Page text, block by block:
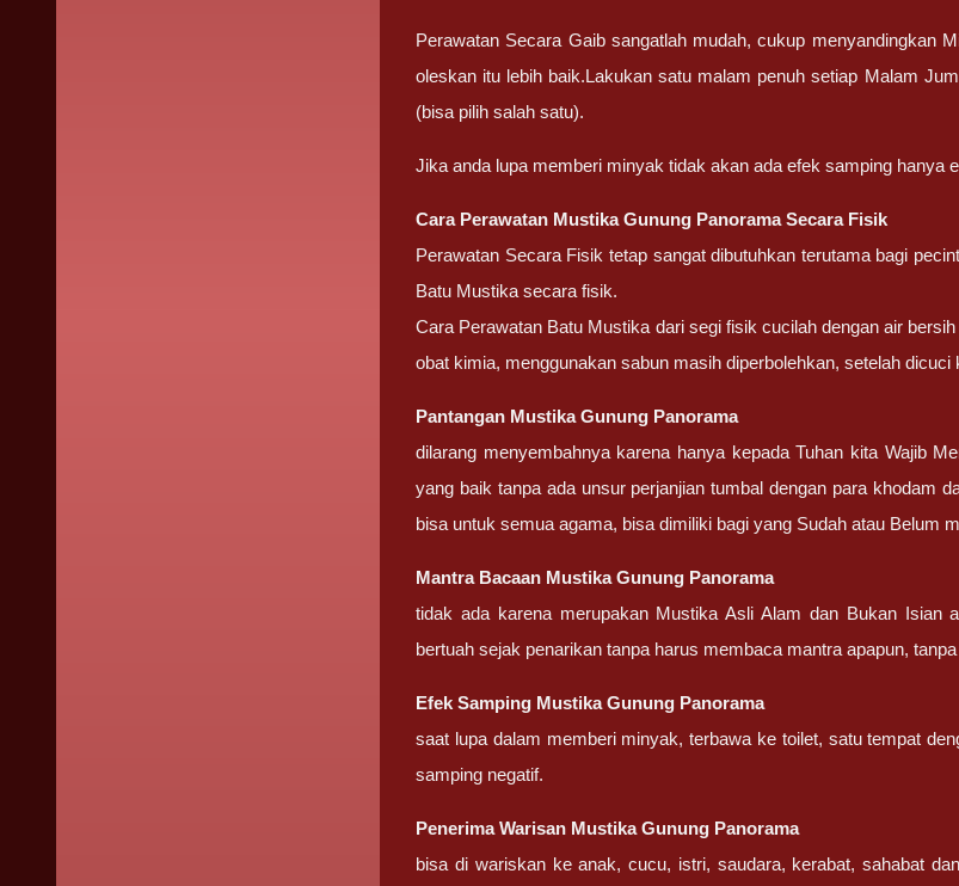
Perawatan Secara Gaib sangatlah mudah, cukup menyandingkan
oleskan itu lebih baik.Lakukan satu malam penuh setiap Malam
(bisa pilih salah satu).
Jika anda lupa memberi minyak tidak akan ada efek samping hanya
Cara Perawatan Mustika Gunung Panorama Secara Fisik
Perawatan Secara Fisik tetap sangat dibutuhkan terutama bagi
Batu Mustika secara fisik.
Cara Perawatan Batu Mustika dari segi fisik cucilah dengan air
obat kimia, menggunakan sabun masih diperbolehkan, setelah
Pantangan Mustika Gunung Panorama
dilarang menyembahnya karena hanya kepada Tuhan kita Wajib
yang baik tanpa ada unsur perjanjian tumbal dengan para khodam
bisa untuk semua agama, bisa dimiliki bagi yang Sudah atau Belum
Mantra Bacaan Mustika Gunung Panorama
tidak ada karena merupakan Mustika Asli Alam dan Bukan Isian
bertuah sejak penarikan tanpa harus membaca mantra apapun,
Efek Samping Mustika Gunung Panorama
saat lupa dalam memberi minyak, terbawa ke toilet, satu tempat
samping negatif.
Penerima Warisan Mustika Gunung Panorama
bisa di wariskan ke anak, cucu, istri, saudara, kerabat, sahabat